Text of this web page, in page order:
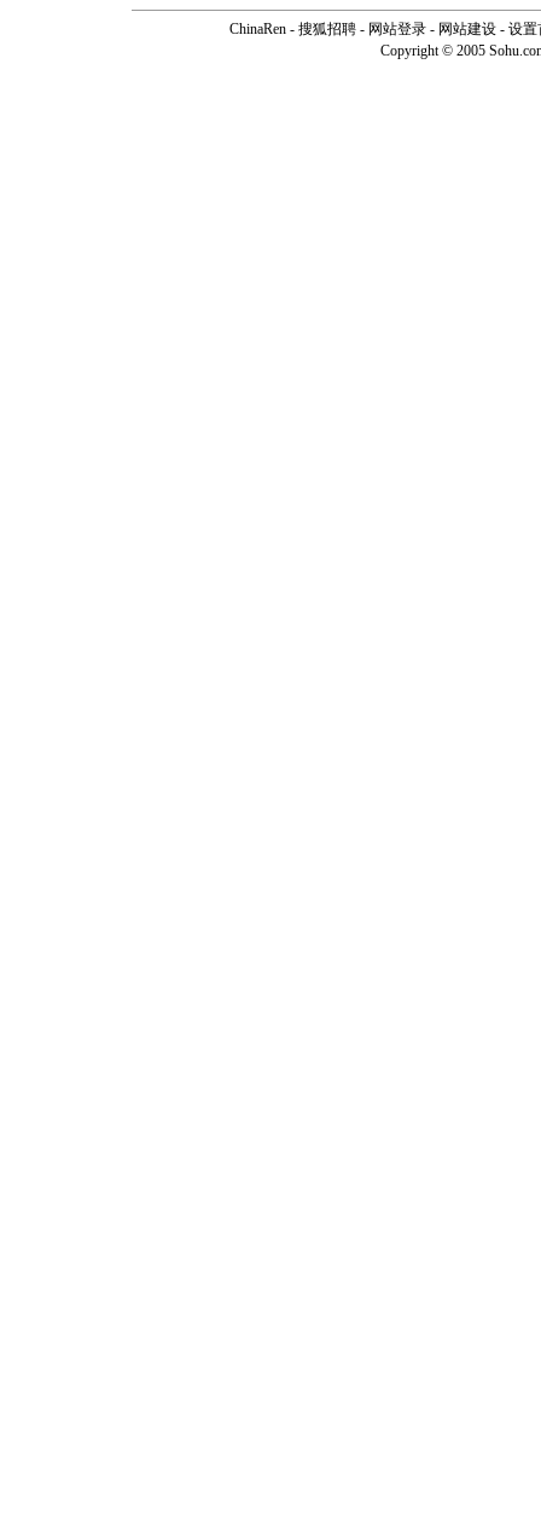
ChinaRen - 搜狐招聘 - 网站登录 - 网站建设 - 设置
Copyright © 2005